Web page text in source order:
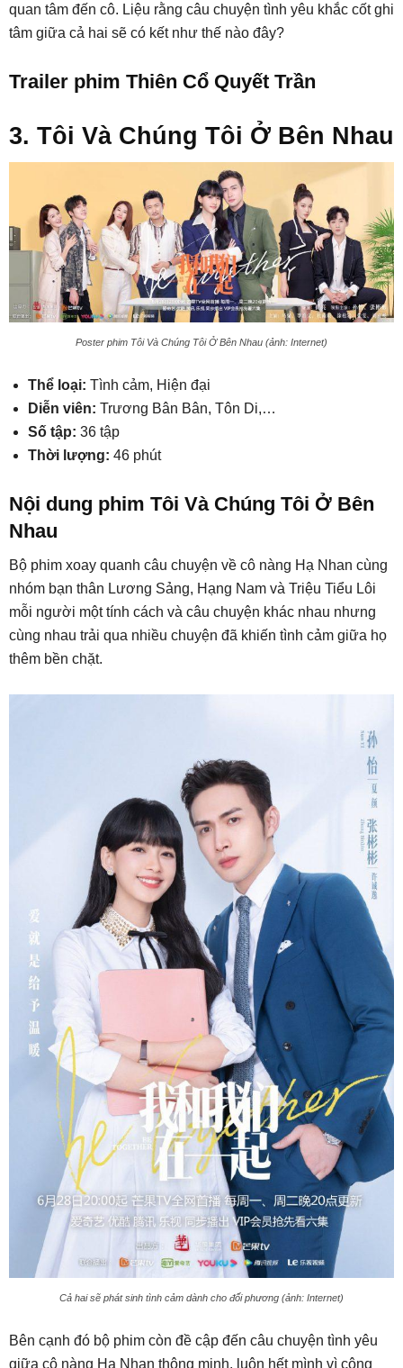
quan tâm đến cô. Liệu rằng câu chuyện tình yêu khắc cốt ghi
tâm giữa cả hai sẽ có kết như thế nào đây?
Trailer phim Thiên Cổ Quyết Trần
3. Tôi Và Chúng Tôi Ở Bên Nhau
Poster phim Tôi Và Chúng Tôi Ở Bên Nhau (ảnh: Internet)
Thể loại: Tình cảm, Hiện đại
Diễn viên: Trương Bân Bân, Tôn Di,…
Số tập: 36 tập
Thời lượng: 46 phút
Nội dung phim Tôi Và Chúng Tôi Ở Bên
Nhau
Bộ phim xoay quanh câu chuyện về cô nàng Hạ Nhan cùng
nhóm bạn thân Lương Sảng, Hạng Nam và Triệu Tiểu Lôi
mỗi người một tính cách và câu chuyện khác nhau nhưng
cùng nhau trải qua nhiều chuyện đã khiến tình cảm giữa họ
thêm bền chặt.
Cả hai sẽ phát sinh tình cảm dành cho đối phương (ảnh: Internet)
Bên cạnh đó bộ phim còn đề cập đến câu chuyện tình yêu
giữa cô nàng Hạ Nhan thông minh, luôn hết mình vì công